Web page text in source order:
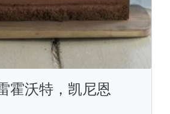
霍沃特，凯尼恩